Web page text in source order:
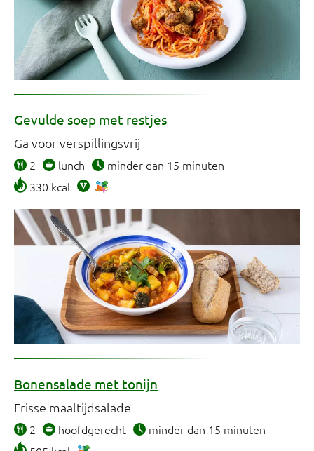
Gevulde soep met restjes
Ga voor verspillingsvrij
2 lunch
minder dan 15 minuten
330 kcal
Bonensalade met tonijn
Frisse maaltijdsalade
2 hoofdgerecht
minder dan 15 minuten